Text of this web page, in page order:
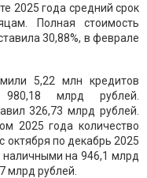
2025 года средний срок
Полная стоимость
30,88%, в феврале
5,22 млн кредитов
млрд рублей.
326,73 млрд рублей.
2025 года количество
октября по декабрь 2025
на 946,1 млрд
млрд рублей.